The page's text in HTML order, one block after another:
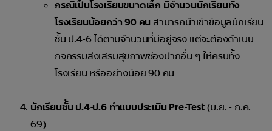
กรณีเป็นโรงเรียนขนาดเล็ก มีจำนวนนักเรียนทั้ง
โรงเรียนน้อยกว่า 90 คน สามารถนำเข้าข้อมูลนักเรียน
ชั้น ป.4-6 ได้ตามจำนวนที่มีอยู่จริง แต่จะต้องดำเนิน
กิจกรรมส่งเสริมสุขภาพช่องปากอื่น ๆ ให้ครบทั้ง
โรงเรียน หรืออย่างน้อย 90 คน
นักเรียนชั้น ป.4-ป.6 ทำแบบประเมิน Pre-Test(มิ.ย. - ก.ค.
69)